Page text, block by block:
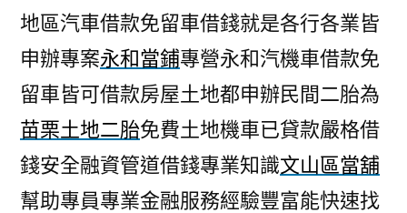
地區汽車借款免留車借錢就是各行各業皆
申辦專案永和當鋪專營永和汽機車借款免
留車皆可借款房屋土地都申辦民間二胎為
苗栗土地二胎免費土地機車已貸款嚴格借
錢安全融資管道借錢專業知識文山區當舖
幫助專員專業金融服務經驗豐富能快速找